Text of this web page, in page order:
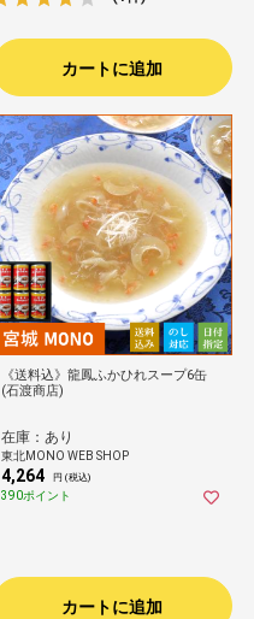
カートに追加
《送料込》龍鳳ふかひれスープ6缶
(石渡商店)
在庫：あり
東北MONO WEB SHOP
4,264 円 (税込)
390ポイント
カートに追加